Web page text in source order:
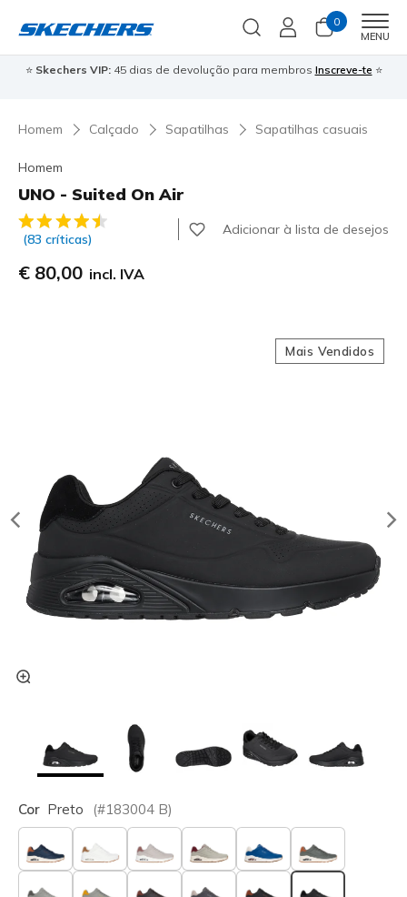
0
MENU
⭐ Skechers VIP:45 dias de devolução para membros Inscreve-te ⭐
Homem Calçado Sapatilhas Sapatilhas casuais
Homem
UNO - Suited On Air
3$6 de 5 – Classificação do cliente
(83 críticas)
Adicionar à lista de desejos
€ 80,00 incl. IVA
Mais Vendidos
Cor Preto (#183004 B)